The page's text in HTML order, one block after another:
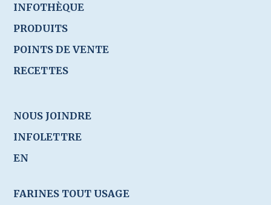
INFOTHÈQUE
PRODUITS
POINTS DE VENTE
RECETTES
NOUS JOINDRE
INFOLETTRE
EN
FARINES TOUT USAGE